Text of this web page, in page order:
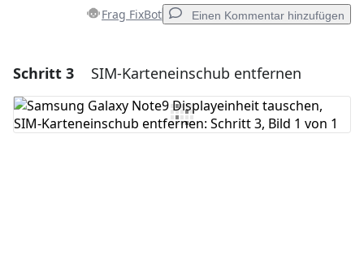
Frag FixBot Einen Kommentar hinzufügen
Einen Kommentar hinzufügen
Kommentar hinzufügen
Schritt 3 SIM-Karteneinschub entfernen